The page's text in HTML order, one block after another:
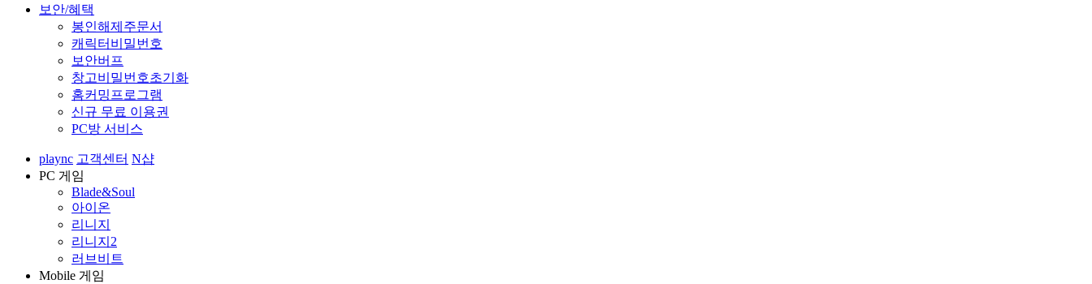
보안/혜택
봉인해제주문서
캐릭터비밀번호
보안버프
창고비밀번호초기화
홈커밍프로그램
신규 무료 이용권
PC방 서비스
plaync 고객센터 N샵
PC 게임
Blade&Soul
아이온
리니지
리니지2
러브비트
Mobile 게임